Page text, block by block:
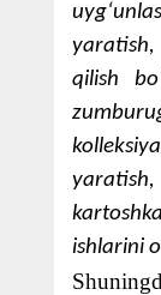
qilish
ishlarini